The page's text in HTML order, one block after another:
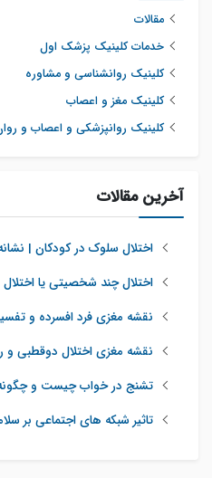
مقالات
خدمات کلینیک پزشک اول
کلینیک روانشناسی و مشاوره
کلینیک مغز و اعصاب
کلینیک روانپزشکی و اعصاب و
آخرین مقالات
اختلال سلوک در کودکان |
اختلال چند شخصیتی یا
نقشه مغزی فرد افسرده و
نقشه مغزی اختلال دوقطبی
تشنج در خواب چیست و
تاثیر شبکه‌ های اجتماعی بر